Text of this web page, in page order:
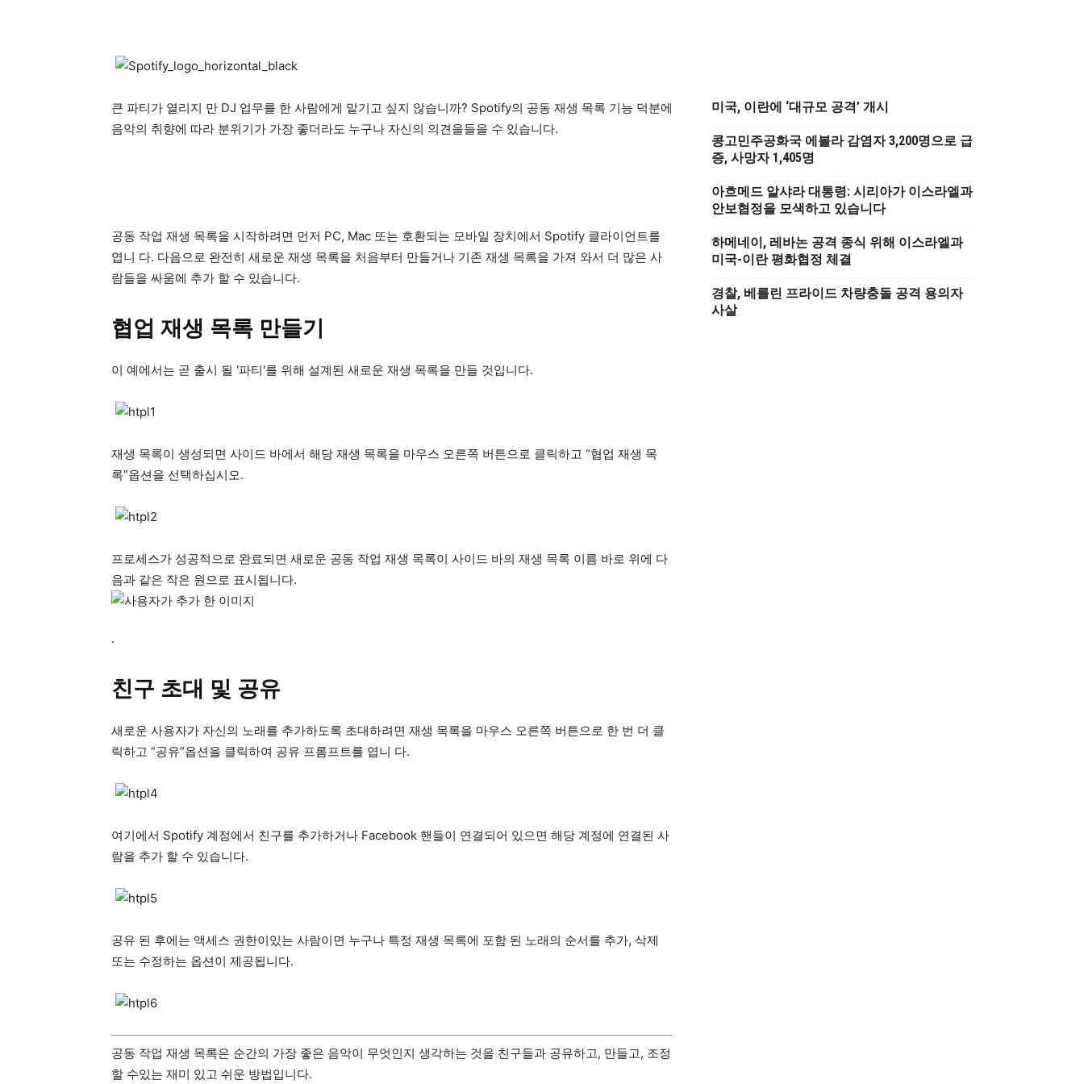
큰 파티가 열리지 만 DJ 업무를 한 사람에게 맡기고 싶지 않습니까? Spotify의 공동 재생 목록 기능 덕분에
음악의 취향에 따라 분위기가 가장 좋더라도 누구나 자신의 의견을들을 수 있습니다.
공동 작업 재생 목록을 시작하려면 먼저 PC, Mac 또는 호환되는 모바일 장치에서 Spotify 클라이언트를
엽니 다. 다음으로 완전히 새로운 재생 목록을 처음부터 만들거나 기존 재생 목록을 가져 와서 더 많은 사
람들을 싸움에 추가 할 수 있습니다.
협업 재생 목록 만들기
이 예에서는 곧 출시 될 '파티'를 위해 설계된 새로운 재생 목록을 만들 것입니다.
재생 목록이 생성되면 사이드 바에서 해당 재생 목록을 마우스 오른쪽 버튼으로 클릭하고 “협업 재생 목
록”옵션을 선택하십시오.
프로세스가 성공적으로 완료되면 새로운 공동 작업 재생 목록이 사이드 바의 재생 목록 이름 바로 위에 다
음과 같은 작은 원으로 표시됩니다.
.
친구 초대 및 공유
새로운 사용자가 자신의 노래를 추가하도록 초대하려면 재생 목록을 마우스 오른쪽 버튼으로 한 번 더 클
릭하고 “공유”옵션을 클릭하여 공유 프롬프트를 엽니 다.
여기에서 Spotify 계정에서 친구를 추가하거나 Facebook 핸들이 연결되어 있으면 해당 계정에 연결된 사
람을 추가 할 수 있습니다.
공유 된 후에는 액세스 권한이있는 사람이면 누구나 특정 재생 목록에 포함 된 노래의 순서를 추가, 삭제
또는 수정하는 옵션이 제공됩니다.
공동 작업 재생 목록은 순간의 가장 좋은 음악이 무엇인지 생각하는 것을 친구들과 공유하고, 만들고, 조정
할 수있는 재미 있고 쉬운 방법입니다.
미국, 이란에 ‘대규모 공격’ 개시
콩고민주공화국 에볼라 감염자 3,200명으로 급
증, 사망자 1,405명
아흐메드 알샤라 대통령: 시리아가 이스라엘과
안보협정을 모색하고 있습니다
하메네이, 레바논 공격 종식 위해 이스라엘과
미국-이란 평화협정 체결
경찰, 베를린 프라이드 차량충돌 공격 용의자
사살